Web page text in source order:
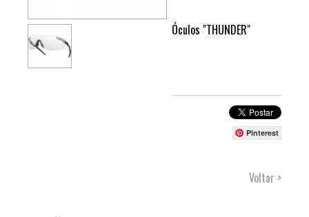
Óculos "THUNDER"
Pinterest
Voltar >